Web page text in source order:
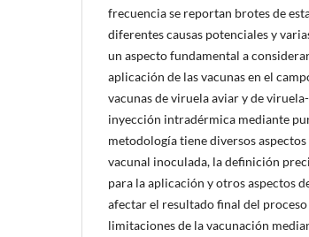
frecuencia se reportan brotes de
diferentes causas potenciales y
un aspecto fundamental a
aplicación de las vacunas en el
vacunas de viruela aviar y de
inyección intradérmica mediante
metodología tiene diversos
vacunal inoculada, la definición
para la aplicación y otros aspectos
afectar el resultado final del
limitaciones de la vacunación